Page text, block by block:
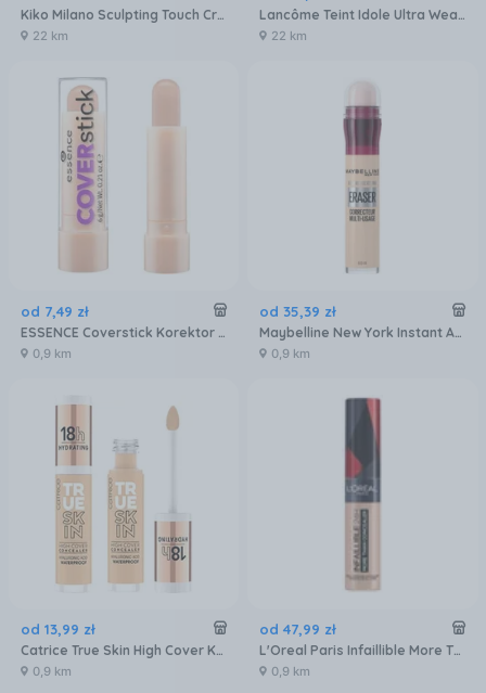
Kiko Milano Sculpting Touch Creamy Stick 203 Coffee 10G
22 km
Lancôme Teint Idole Ultra Wear Shape Stick Foundation Wielofunkcyjny Korektor Do Twarzy Oczu I Ust Odcień 250 Bisque (W)(Usa) / 025 Beige Lin 9g
22 km
od 7,49 zł
ESSENCE Coverstick Korektor wsztyfcie 20
0,9 km
od 35,39 zł
Maybelline New York Instant Anti-Age Eraser korektor z gąbeczką 00 Ivory 6,8 ml
0,9 km
od 13,99 zł
Catrice True Skin High Cover Korektor Wtp 010 Cool Cashmere Wodoodporny Vegan 4,5ml
0,9 km
od 47,99 zł
L'Oreal Paris Infaillible More Than Concealer Korektor 322/15 Ivory 11ml
0,9 km